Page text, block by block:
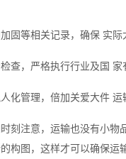
固等相关记录，确保 实际
查，严格执行行业及国 家
化管理，倍加关爱大件 运
刻注意，运输也没有小
构图，这样才可以确保